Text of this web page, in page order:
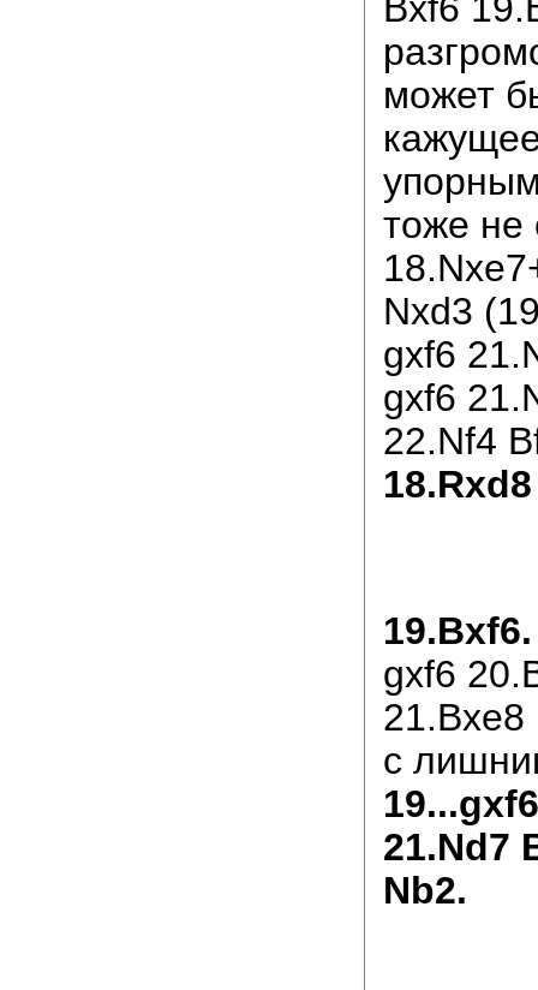
может
тоже не
Nxd3
gxf6
gxf6
22.Nf4
19.Bxf6.
gxf6
21.Bxe8
с
21.Nd7
Nb2.